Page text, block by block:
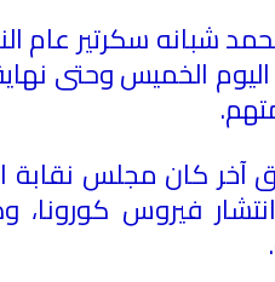
شبانه سكرتير عام
الخميس وحتى
كان مجلس نقابة
فيروس كورونا،
.